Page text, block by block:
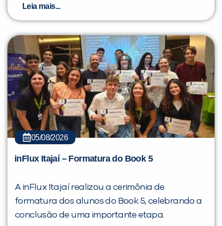
Leia mais...
05/08/2026
inFlux Itajaí – Formatura do Book 5
A inFlux Itajaí realizou a cerimônia de
formatura dos alunos do Book 5, celebrando a
conclusão de uma importante etapa.